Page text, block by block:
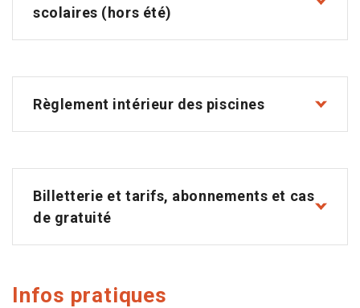
scolaires (hors été)
Règlement intérieur des piscines
Billetterie et tarifs, abonnements et cas
de gratuité
Infos pratiques